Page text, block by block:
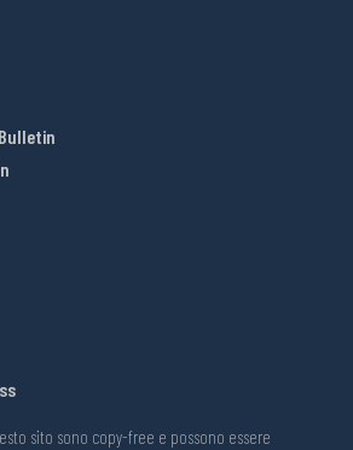
sito sono copy-free e possono essere